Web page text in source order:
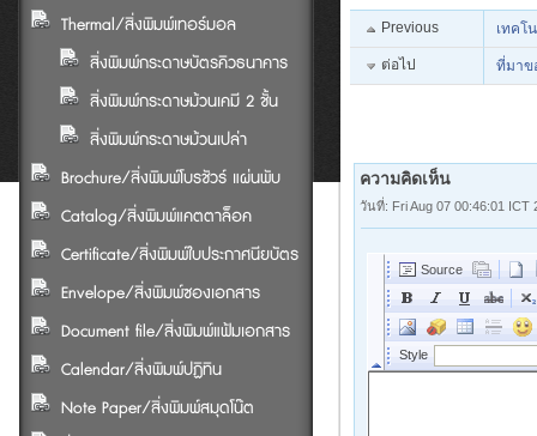
Thermal/สิ่งพิมพ์เทอร์มอล
สิ่งพิมพ์กระดาษบัตรคิวธนาคาร
สิ่งพิมพ์กระดาษม้วนเคมี 2 ชั้น
สิ่งพิมพ์กระดาษม้วนเปล่า
Brochure/สิ่งพิมพ์โบรชัวร์ แผ่นพับ
Catalog/สิ่งพิมพ์แคตตาล็อค
Certificate/สิ่งพิมพ์ใบประกาศนียบัตร
Envelope/สิ่งพิมพ์ซองเอกสาร
Document file/สิ่งพิมพ์แฟ้มเอกสาร
Calendar/สิ่งพิมพ์ปฏิทิน
Note Paper/สิ่งพิมพ์สมุดโน๊ต
Previous เทคโ
ต่อไป ที่มาข
ความคิดเห็น
วันที่: Fri Aug 07 00:46:01 ICT